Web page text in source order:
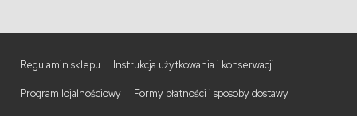
Regulamin sklepu Instrukcja użytkowania i konserwacji
Program lojalnościowy Formy płatności i sposoby dostawy